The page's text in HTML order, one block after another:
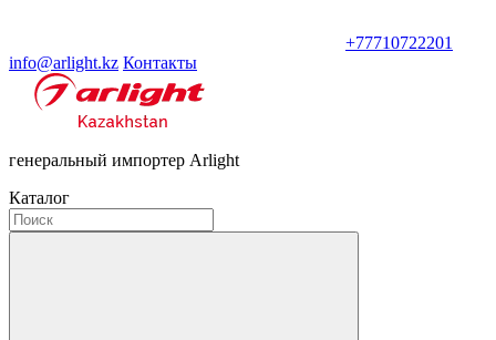
+77710722201
info@arlight.kz Контакты
генеральный импортер Arlight
Каталог